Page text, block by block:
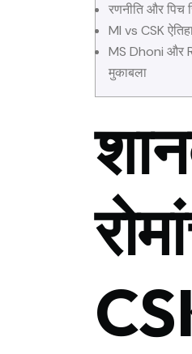
रणनीति और पिच
MI vs CSK
MS Dhoni और
मुकाबला